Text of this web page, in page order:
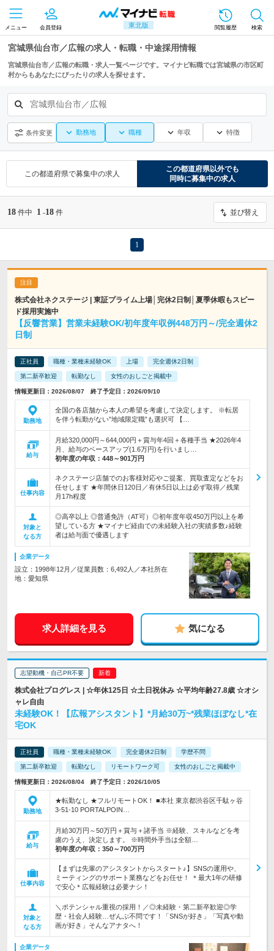
東北版
メニュー 会員登録 閲覧履歴 検索
宮城県仙台市／広報の求人・転職・中途採用情報
宮城県仙台市／広報の転職・求人一覧ページです。マイナビ転職では宮城県の市区町
村からもあなたにぴったりの求人を探せます。
宮城県仙台市／広報
条件変更 勤務地 職種 年収 特徴
この都道府県で募集中の求人
この都道府県以外でも
同時に募集中の求人
18 件中 1 -18 件 並び替え
1
株式会社ネクステージ | 東証プライム上場│完休2日制│夏季休暇もスピー
ド採用実施中
【反響営業】営業未経験OK/初年度年収例448万円～/完全週休2
日制
正社員 職種・業種未経験OK 上場 完全週休2日制
第二新卒歓迎 転勤なし 女性のおしごと掲載中
情報更新日：2026/08/07 終了予定日：2026/09/10
勤務地
全国の各店舗から本人の希望を考慮して決定します。 ※転居
を伴う転勤がない”地域限定職”も選択可 【…
給与
月給320,000円～644,000円＋賞与年4回＋各種手当 ★2026年4
月、給与のベースアップ(1.6万円)を行いまし…
初年度の年収： 448～901万円
仕事内容
ネクステージ店舗でのお客様対応やご提案、買取査定などをお
任せします ★年間休日120日／有休5日以上は必ず取得／残業
月17h程度
対象と
なる方
◎高卒以上 ◎普通免許（AT可）◎初年度年収450万円以上を希
望している方 ★マイナビ経由での未経験入社の実績多数♪経験
者は給与面で優遇します
企業データ
設立：1998年12月／従業員数：6,492人／本社所在
地：愛知県
求人詳細を見る 気になる
志望動機・自己PR不要
株式会社プログレス | ☆年休125日 ☆土日祝休み ☆平均年齢27.8歳 ☆オシ
ャレ自由
未経験OK！【広報アシスタント】*月給30万~*残業ほぼなし*在
宅OK
正社員 職種・業種未経験OK 完全週休2日制 学歴不問
第二新卒歓迎 転勤なし リモートワーク可 女性のおしごと掲載中
情報更新日：2026/08/04 終了予定日：2026/10/05
勤務地
★転勤なし ★フルリモートOK！ ■本社 東京都渋谷区千駄ヶ谷
3-51-10 PORTALPOIN…
給与
月給30万円～50万円＋賞与＋諸手当 ※経験、スキルなどを考
慮のうえ、決定します。 ※時間外手当は全額…
初年度の年収： 350～700万円
仕事内容
【まずは先輩のアシスタントからスタート♪】SNSの運用や、
ミーティングのサポート業務などをお任せ！ ＊最大1年の研修
で安心＊広報経験は必要ナシ！
対象と
なる方
＼ポテンシャル重視の採用！／◎未経験・第二新卒歓迎◎学
歴・社会人経験…ぜんぶ不問です！「SNSが好き」「写真や動
画が好き」そんなアナタへ！
企業データ